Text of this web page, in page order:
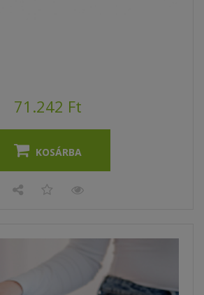
71.242 Ft
KOSÁRBA